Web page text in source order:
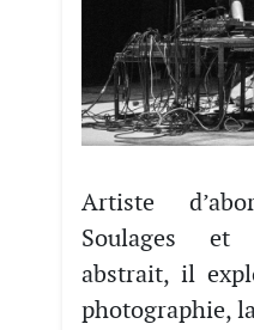
Artiste
Soulages et
abstrait, il
photographie,